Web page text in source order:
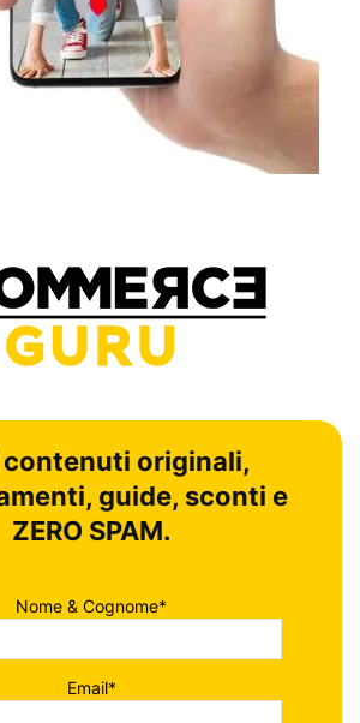
originali,
guide, sconti e
ZERO SPAM.
Nome & Cognome*
Email*